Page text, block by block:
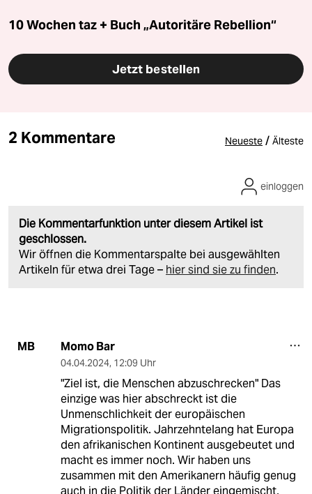
10 Wochen taz + Buch „Autoritäre Rebellion“
Jetzt bestellen
2 Kommentare Neueste / Älteste
Die Kommentarfunktion unter diesem Artikel ist
geschlossen.
Wir öffnen die Kommentarspalte bei ausgewählten
Artikeln für etwa drei Tage – hier sind sie zu finden.
einloggen
MB Momo Bar
04.04.2024, 12:09 Uhr
"Ziel ist, die Menschen abzuschrecken" Das
einzige was hier abschreckt ist die
Unmenschlichkeit der europäischen
Migrationspolitik. Jahrzehntelang hat Europa
den afrikanischen Kontinent ausgebeutet und
macht es immer noch. Wir haben uns
zusammen mit den Amerikanern häufig genug
auch in die Politik der Länder eingemischt,